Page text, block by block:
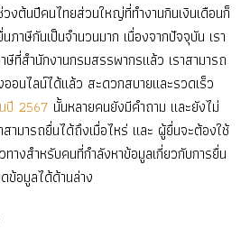
งต้นปีคนไทยส่วนใหญ่ที่ทำงานกินเงินเดือนก็
ภาษีกันเป็นจำนวนมาก เนื่องจากปัจจุบัน เรา
ษีที่สำนักงานกรมสรรพากรแล้ว เราสามารถ
อนไลน์ได้แล้ว สะดวกสบายและรวดเร็ว
ปี 2567 นั้นหลายคนยังมีคำถาม และยังไม่
ามารถยื่นได้ถึงเมื่อไหร่ และ ผู้ยื่นจะต้องใช้
างสำหรับคนที่กำลังหาข้อมูลเกี่ยวกับการยื่น
ข้อมูลได้ด้านล่าง